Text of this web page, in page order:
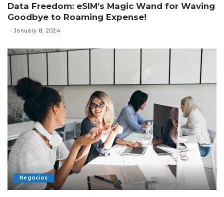
Data Freedom: eSIM’s Magic Wand for Waving
Goodbye to Roaming Expense!
January 8, 2024
Negocios